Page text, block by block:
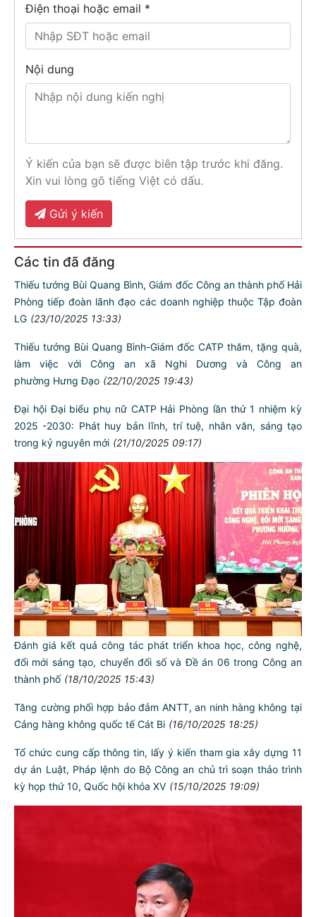
Điện thoại hoặc email *
Nội dung
Ý kiến của bạn sẽ được biên tập trước khi đăng.
Xin vui lòng gõ tiếng Việt có dấu.
Gửi ý kiến
Các tin đã đăng
Thiếu tướng Bùi Quang Bình, Giám đốc Công an thành phố Hải
Phòng tiếp đoàn lãnh đạo các doanh nghiệp thuộc Tập đoàn
LG
(23/10/2025 13:33)
Thiếu tướng Bùi Quang Bình-Giám đốc CATP thăm, tặng quà,
làm việc với Công an xã Nghi Dương và Công an
phường Hưng Đạo
(22/10/2025 19:43)